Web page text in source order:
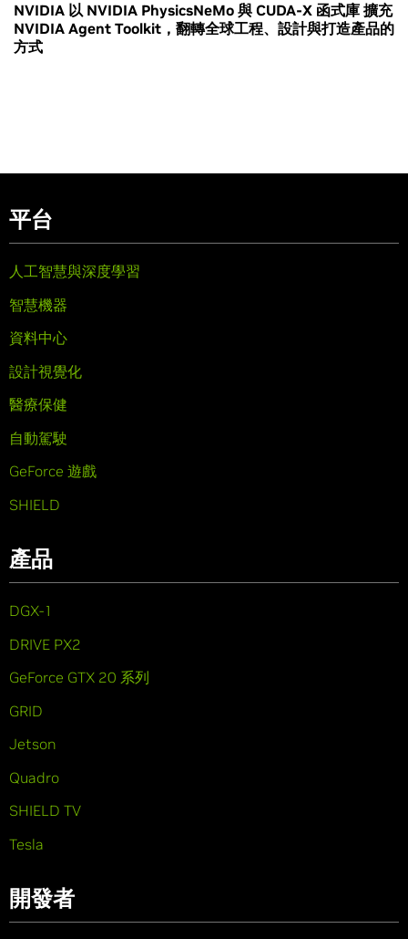
NVIDIA 以 NVIDIA PhysicsNeMo 與 CUDA-X 函式庫 擴充
NVIDIA Agent Toolkit，翻轉全球工程、設計與打造產品的
方式
平台
人工智慧與深度學習
智慧機器
資料中心
設計視覺化
醫療保健
自動駕駛
GeForce 遊戲
SHIELD
產品
DGX-1
DRIVE PX2
GeForce GTX 20 系列
GRID
Jetson
Quadro
SHIELD TV
Tesla
開發者